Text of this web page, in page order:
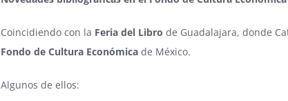
Coincidiendo con la Feria del Libro de Guadalajara, donde
Fondo de Cultura Económica de México.
Algunos de ellos: